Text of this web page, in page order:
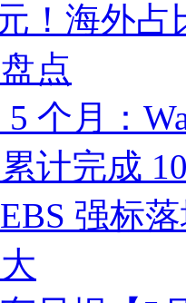
！海外
点
个月：
计完成
强标